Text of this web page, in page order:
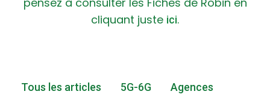
cliquant juste ici.
Tous les articles 5G-6G Agences